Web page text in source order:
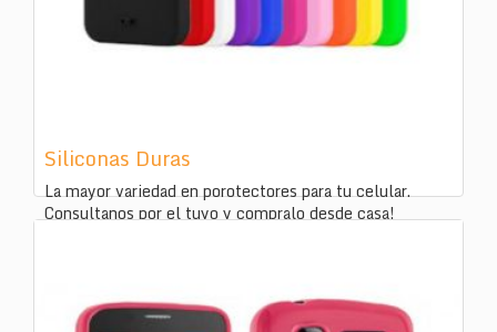
Siliconas Duras
La mayor variedad en porotectores para tu celular.
Consultanos por el tuyo y compralo desde casa!